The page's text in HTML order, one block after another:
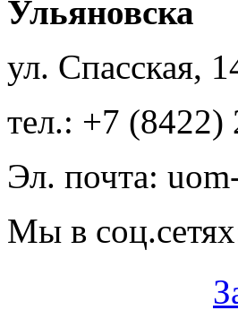
Ульяновска
ул. Спасская,
тел.: +7 (8422)
Эл. почта:
Мы в